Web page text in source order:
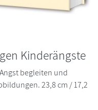
Kinderängste
begleiten und
23,8 cm / 17,2